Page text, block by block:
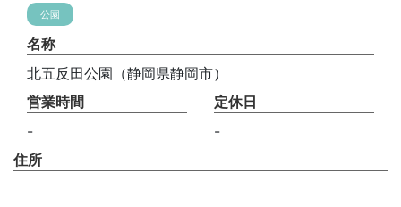
公園
名称
北五反田公園（静岡県静岡市）
営業時間
-
定休日
-
住所